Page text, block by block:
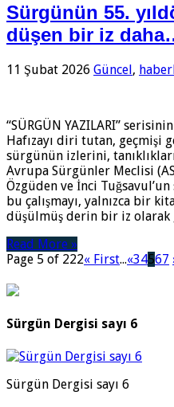
Sürgünün 55.
düşen bir iz
11 Şubat 2026 Güncel,
“SÜRGÜN YAZILARI”
Hafızayı diri tutan, geçmişi
sürgünün izlerini,
Avrupa Sürgünler Meclisi
Özgüden ve İnci
bu çalışmayı, yalnızca bir
düşülmüş derin bir iz
Read More »
Page 5 of 222« First...«34567
Sürgün Dergisi sayı 6
Sürgün Dergisi sayı 6